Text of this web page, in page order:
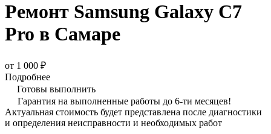
Ремонт Samsung Galaxy C7
Pro в Самаре
от 1 000 ₽
Подробнее
Готовы выполнить
Гарантия на выполненные работы до 6-ти месяцев!
Актуальная стоимость будет представлена после диагностики
и определения неисправности и необходимых работ